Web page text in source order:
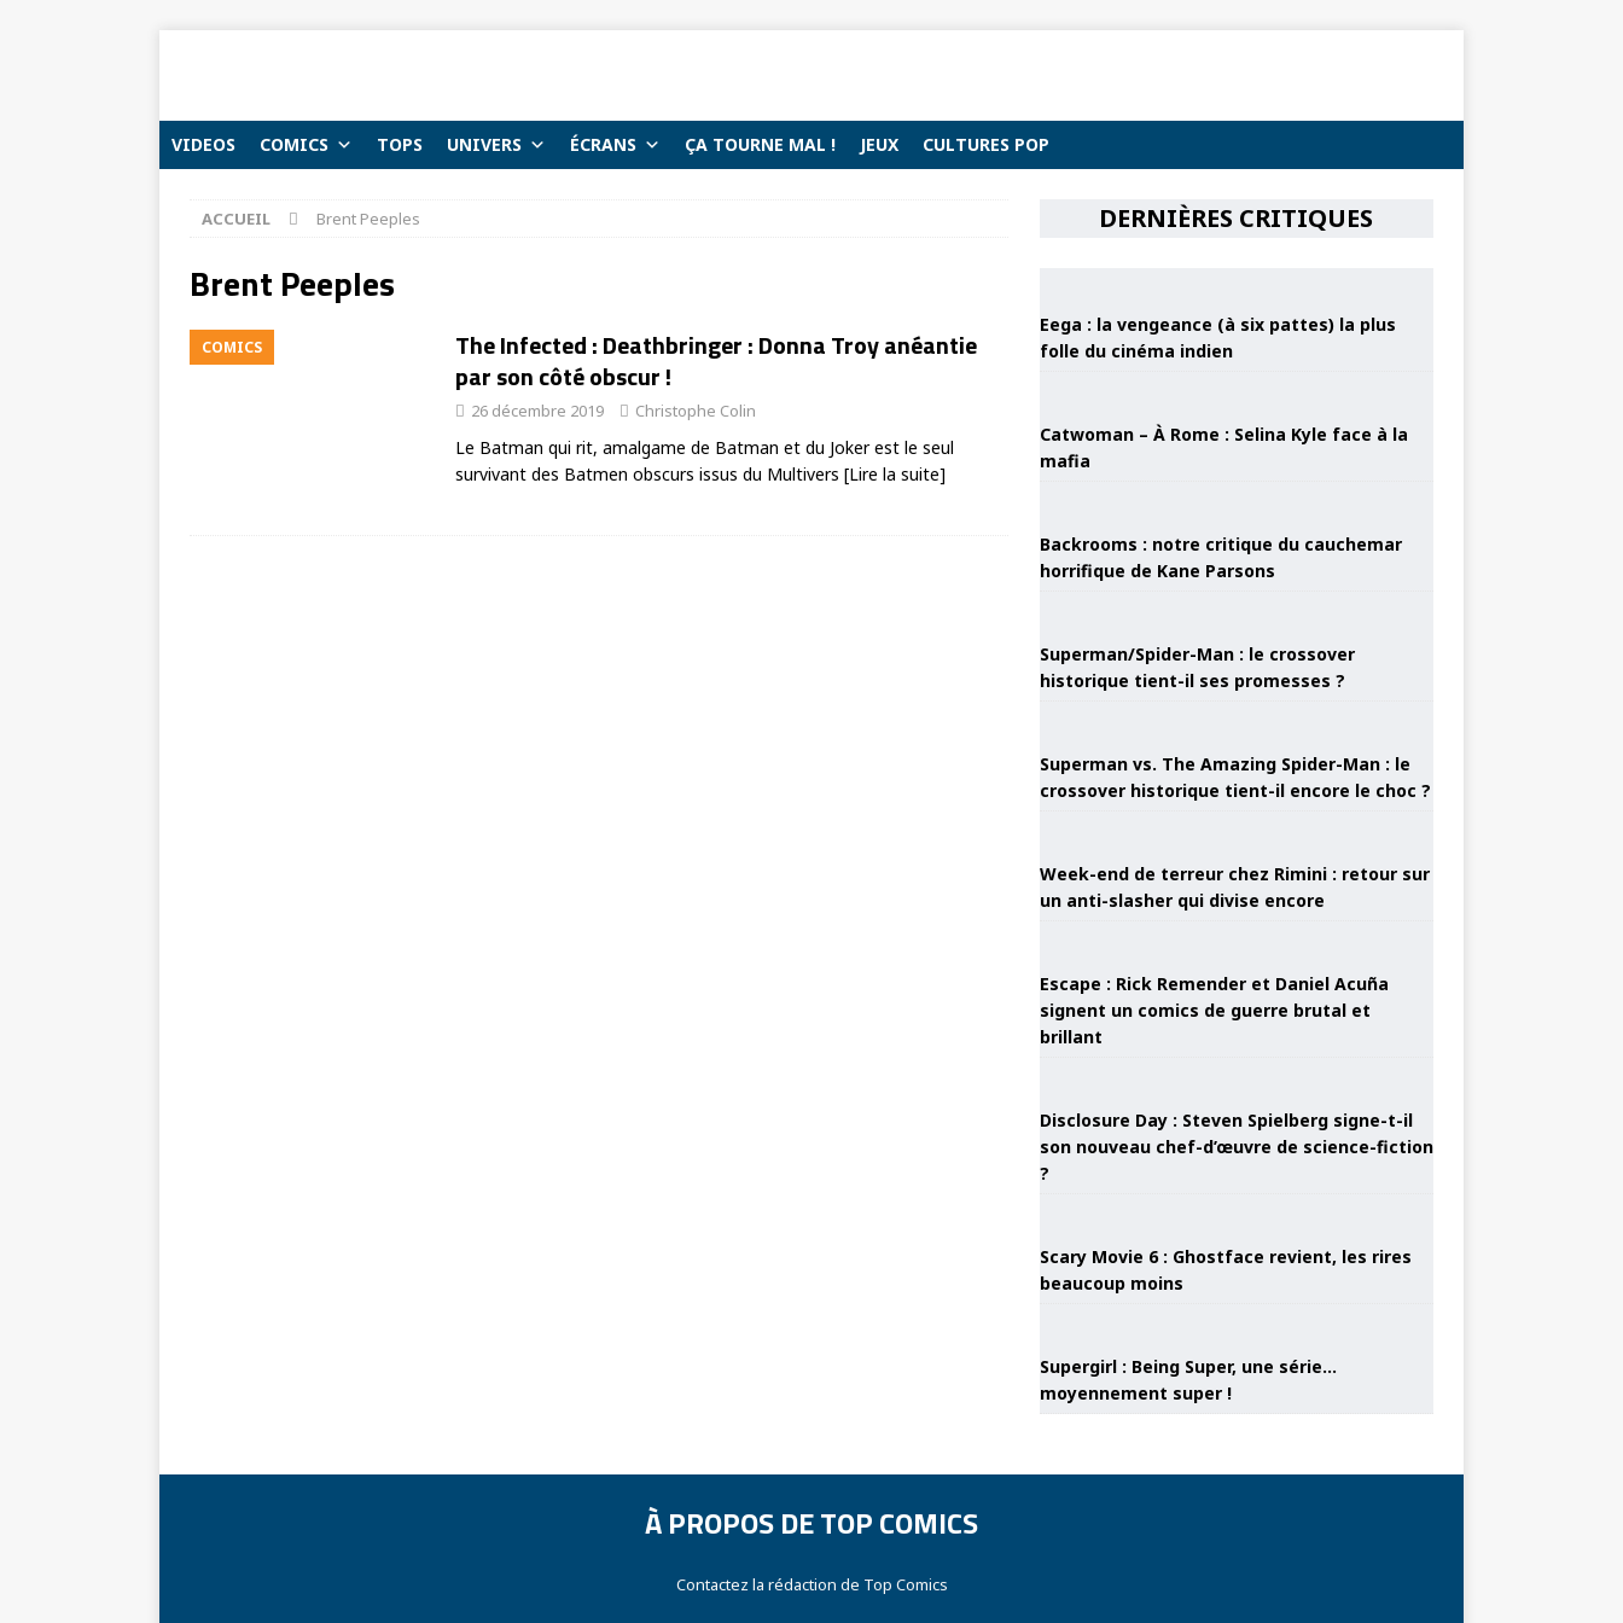
VIDEOS COMICS TOPS UNIVERS ÉCRANS ÇA TOURNE MAL ! JEUX CULTURES POP
ACCUEIL Brent Peeples
Brent Peeples
COMICS
The Infected : Deathbringer : Donna Troy anéantie
par son côté obscur !
26 décembre 2019 Christophe Colin
Le Batman qui rit, amalgame de Batman et du Joker est le seul
survivant des Batmen obscurs issus du Multivers [Lire la suite]
DERNIÈRES CRITIQUES
Eega : la vengeance (à six pattes) la plus
folle du cinéma indien
Catwoman – À Rome : Selina Kyle face à la
mafia
Backrooms : notre critique du cauchemar
horrifique de Kane Parsons
Superman/Spider-Man : le crossover
historique tient-il ses promesses ?
Superman vs. The Amazing Spider-Man : le
crossover historique tient-il encore le choc ?
Week-end de terreur chez Rimini : retour sur
un anti-slasher qui divise encore
Escape : Rick Remender et Daniel Acuña
signent un comics de guerre brutal et
brillant
Disclosure Day : Steven Spielberg signe-t-il
son nouveau chef-d’œuvre de science-fiction
?
Scary Movie 6 : Ghostface revient, les rires
beaucoup moins
Supergirl : Being Super, une série…
moyennement super !
À PROPOS DE TOP COMICS
Contactez la rédaction de Top Comics